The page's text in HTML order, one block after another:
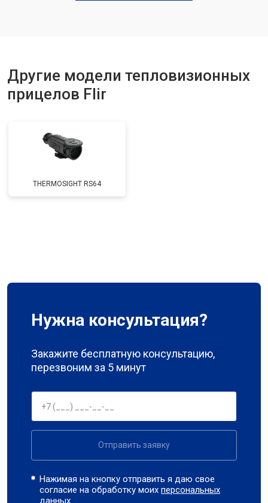
Другие модели тепловизионных
прицелов Flir
THERMOSIGHT RS64
Нужна консультация?
Закажите бесплатную консультацию,
перезвоним за 5 минут
Отправить заявку
Нажимая на кнопку отправить я даю свое
согласие на обработку моихперсональных
данных.